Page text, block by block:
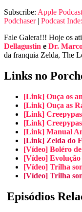
Subscribe: Apple
Podchaser| Podcast
Fale Galera!!! Hoje os
Dellagustin e Dr.
da franquia Zelda, The
Links no
[Link] Ouça os
[Link] Ouça as
[Link]
[Link]
[Link] Manual
[Link] Zelda do
[Vídeo] Boléro
[Vídeo]
[Vídeo] Trilha
[Vídeo] Trilha
Episódios